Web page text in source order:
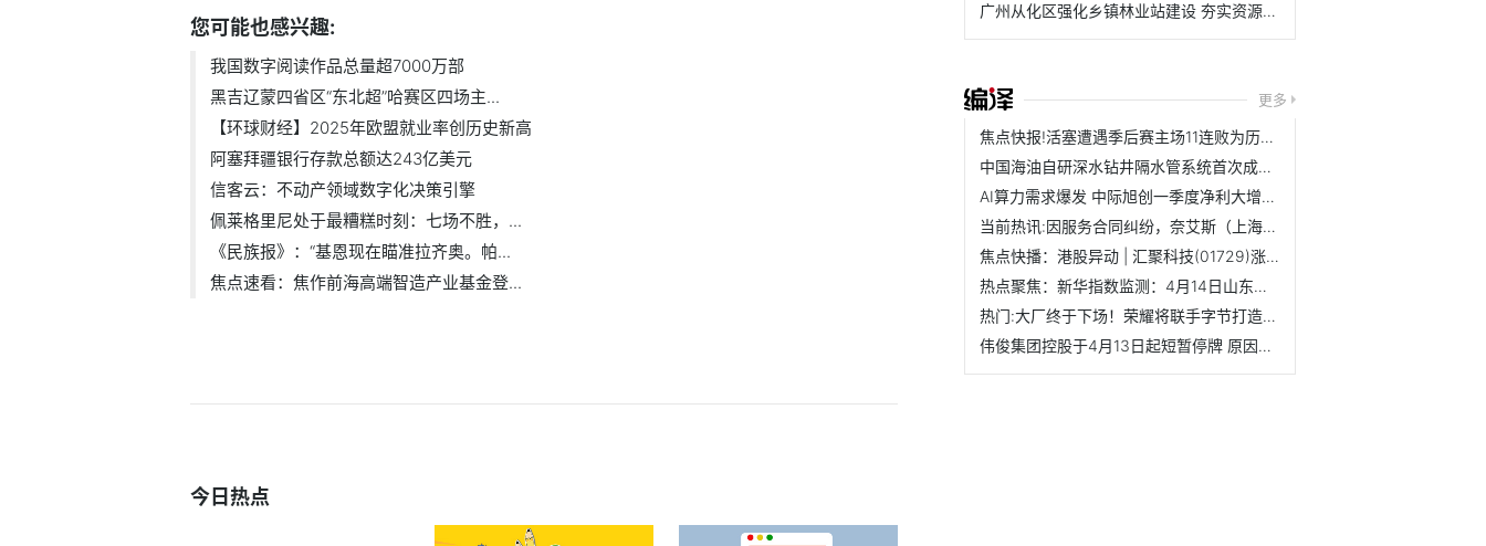
您可能也感兴趣:
我国数字阅读作品总量超7000万部
黑吉辽蒙四省区“东北超”哈赛区四场主...
【环球财经】2025年欧盟就业率创历史新高
阿塞拜疆银行存款总额达243亿美元
信客云：不动产领域数字化决策引擎
佩莱格里尼处于最糟糕时刻：七场不胜，...
《民族报》：“基恩现在瞄准拉齐奥。帕...
焦点速看：焦作前海高端智造产业基金登...
今日热点
广州从化区强化乡镇林业站建设 夯实资源管护基层基础
更多
焦点快报!活塞遭遇季后赛主场11连败为历史最长，上次赢球为2008年
中国海油自研深水钻井隔水管系统首次成功应用
AI算力需求爆发 中际旭创一季度净利大增262%_焦点快看
当前热讯:因服务合同纠纷，奈艾斯（上海）医药科技研究有限公...
焦点快播：港股异动 | 汇聚科技(01729)涨超6% 近期谷歌链...
热点聚焦：新华指数监测：4月14日山东港口大商中心钢坯价格微...
热门:大厂终于下场！荣耀将联手字节打造豆包手机
伟俊集团控股于4月13日起短暂停牌 原因待公布 微头条